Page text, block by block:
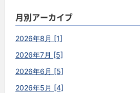
月別アーカイブ
2026年8月 [1]
2026年7月 [5]
2026年6月 [5]
2026年5月 [4]